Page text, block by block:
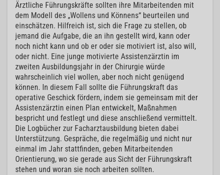
Ärztliche Führungskräfte sollten ihre Mitarbeitenden mit
dem Modell des „Wollens und Könnens“ beurteilen und
einschätzen. Hilfreich ist, sich die Frage zu stellen, ob
jemand die Aufgabe, die an ihn gestellt wird, kann oder
noch nicht kann und ob er oder sie motiviert ist, also will,
oder nicht. Eine junge motivierte Assistenzärztin im
zweiten Ausbildungsjahr in der Chirurgie würde
wahrscheinlich viel wollen, aber noch nicht genügend
können. In diesem Fall sollte die Führungskraft das
operative Geschick fördern, indem sie gemeinsam mit der
Assistenzärztin einen Plan entwickelt, Maßnahmen
bespricht und festlegt und diese anschließend vermittelt.
Die Logbücher zur Facharztausbildung bieten dabei
Unterstützung. Gespräche, die regelmäßig und nicht nur
einmal im Jahr stattfinden, geben Mitarbeitenden
Orientierung, wo sie gerade aus Sicht der Führungskraft
stehen und woran sie noch arbeiten sollten.